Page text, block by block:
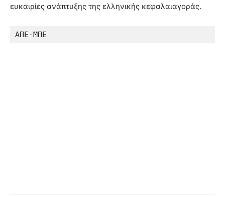
ευκαιρίες ανάπτυξης της ελληνικής κεφαλαιαγοράς.
ΑΠΕ-ΜΠΕ